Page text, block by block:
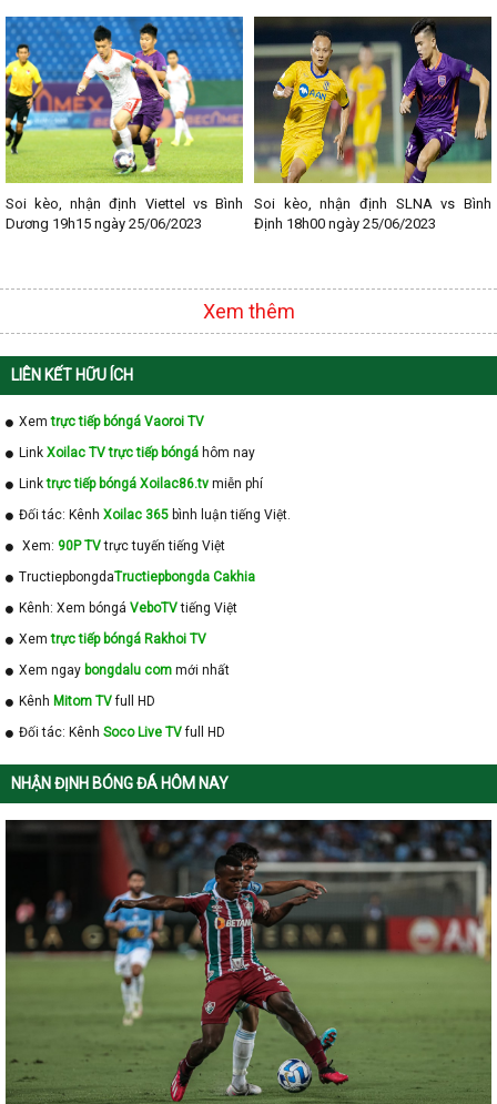
- Lịch thi đấu V - League
- Lịch thi đấu Cup C1
Soi kèo, nhận định Viettel vs Bình
Dương 19h15 ngày 25/06/2023
Soi kèo, nhận định SLNA vs Bình
Định 18h00 ngày 25/06/2023
Xem thêm
LIÊN KẾT HỮU ÍCH
Xemtrực tiếp bóngá Vaoroi TV
Link Xoilac TV trực tiếp bóngá hôm nay
Linktrực tiếp bóngá Xoilac86.tv miễn phí
Đối tác: Kênh Xoilac 365 bình luận tiếng Việt.
Xem: 90P TVtrực tuyến tiếng Việt
TructiepbongdaTructiepbongda Cakhia
Kênh: Xem bóngá VeboTVtiếng Việt
Xemtrực tiếp bóngá Rakhoi TV
Xem ngay bongdalu com mới nhất
Kênh Mitom TVfull HD
Đối tác: Kênh Soco Live TVfull HD
NHẬN ĐỊNH BÓNG ĐÁ HÔM NAY